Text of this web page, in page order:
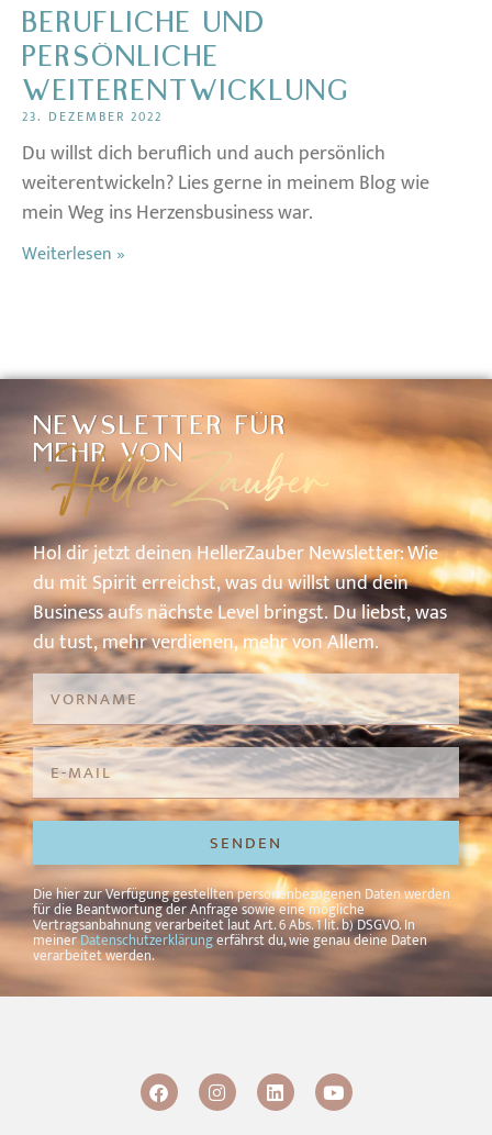
BERUFLICHE UND
PERSÖNLICHE
WEITERENTWICKLUNG
23. DEZEMBER 2022
Du willst dich beruflich und auch persönlich
weiterentwickeln? Lies gerne in meinem Blog wie
mein Weg ins Herzensbusiness war.
Weiterlesen »
NEWSLETTER FÜR
MEHR VON
HellerZauber
HoldirjetztdeinenHellerZauberNewsletter: Wie
du mit Spiriterreichst,wasduwillstunddein
BusinessaufsnächsteLevel bringst.Duliebst,was
dutust,mehrverdienen,mehrvonAllem.
SENDEN
Alternative:
Die hier zur Verfügung gestellten personenbezogenen Daten werden
für die Beantwortung der Anfrage sowie eine mögliche
Vertragsanbahnung verarbeitet laut Art. 6 Abs. 1 lit. b) DSGVO. In
meinerDatenschutzerklärungerfährst du, wie genau deine Daten
verarbeitet werden.